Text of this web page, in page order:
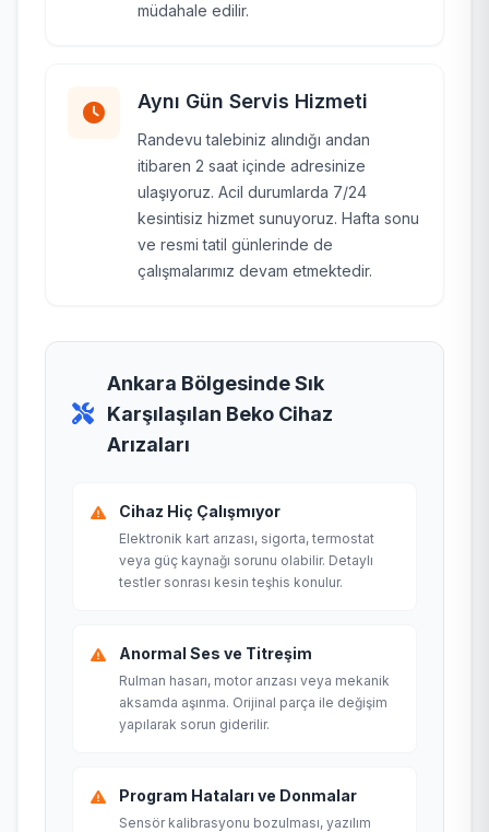
müdahale edilir.
Aynı Gün Servis Hizmeti
Randevu talebiniz alındığı andan
itibaren 2 saat içinde adresinize
ulaşıyoruz. Acil durumlarda 7/24
kesintisiz hizmet sunuyoruz. Hafta sonu
ve resmi tatil günlerinde de
çalışmalarımız devam etmektedir.
Ankara Bölgesinde Sık
Karşılaşılan Beko Cihaz
Arızaları
Cihaz Hiç Çalışmıyor
Elektronik kart arızası, sigorta, termostat
veya güç kaynağı sorunu olabilir. Detaylı
testler sonrası kesin teşhis konulur.
Anormal Ses ve Titreşim
Rulman hasarı, motor arızası veya mekanik
aksamda aşınma. Orijinal parça ile değişim
yapılarak sorun giderilir.
Program Hataları ve Donmalar
Sensör kalibrasyonu bozulması, yazılım